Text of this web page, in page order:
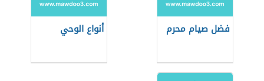
فضل صيام محرم أنواع الوحي